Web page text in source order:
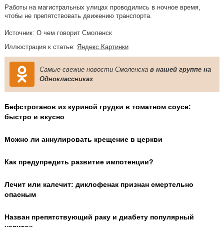
Работы на магистральных улицах проводились в ночное время,
чтобы не препятствовать движению транспорта.
Источник: О чем говорит Смоленск
Иллюстрация к статье: Яндекс.Картинки
Самые свежие новости Смоленска в нашей группе на
Одноклассниках
Бефстроганов из куриной грудки в томатном соусе:
быстро и вкусно
Можно ли аннулировать крещение в церкви
Как предупредить развитие импотенции?
Лечит или калечит: диклофенак признан смертельно
опасным
Назван препятствующий раку и диабету популярный